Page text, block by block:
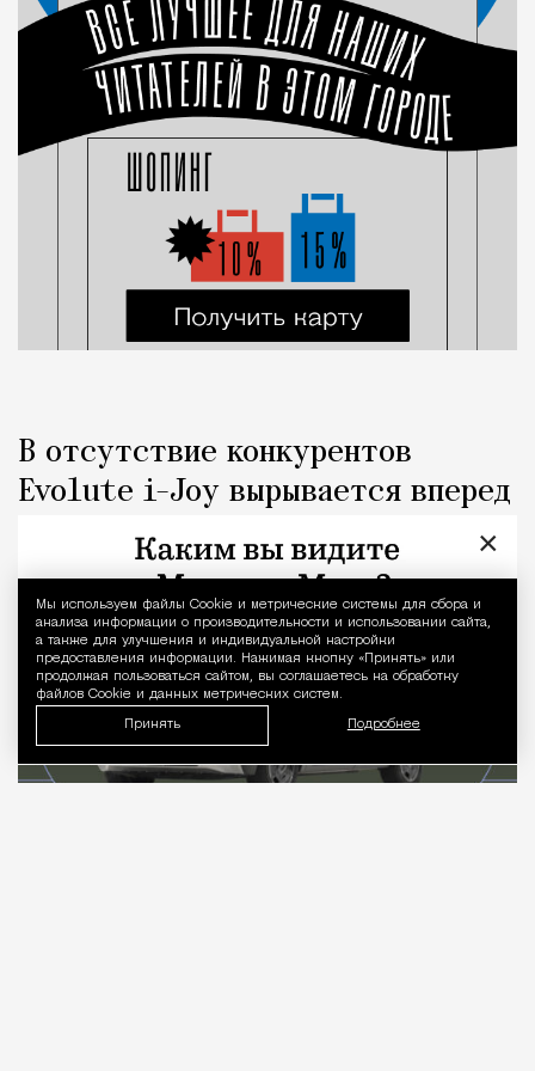
Уведомление
Мы используем файлы Сookie и метрические системы для сбора и
анализа информации о производительности и использовании сайта,
а также для улучшения и индивидуальной настройки
предоставления информации. Нажимая кнопку «Принять» или
продолжая пользоваться сайтом, вы соглашаетесь на обработку
файлов Cookie и данных метрических систем.
Принять Подробнее
В отсутствие конкурентов
Evolute i-Joy вырывается вперед
Дмитрий Леонтьев ×